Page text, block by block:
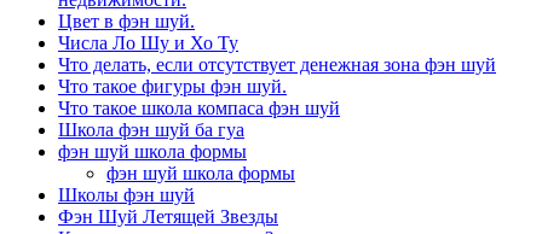
Цвет в фэн шуй.
Числа Ло Шу и Хо Ту
Что делать, если отсутствует денежная зона фэн шуй
Что такое фигуры фэн шуй.
Что такое школа компаса фэн шуй
Школа фэн шуй ба гуа
фэн шуй школа формы
фэн шуй школа формы
Школы фэн шуй
Фэн Шуй Летящей Звезды